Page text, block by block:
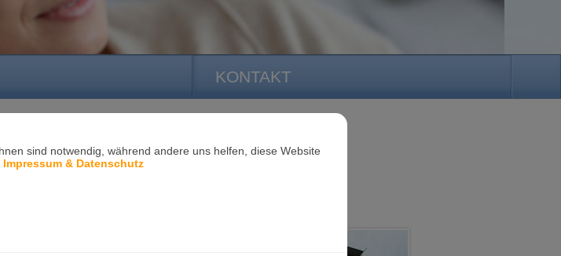
sind notwendig, während andere uns helfen, diese Website
Impressum & Datenschutz
KONTAKT
· Kieferorthopädie Stuttgart